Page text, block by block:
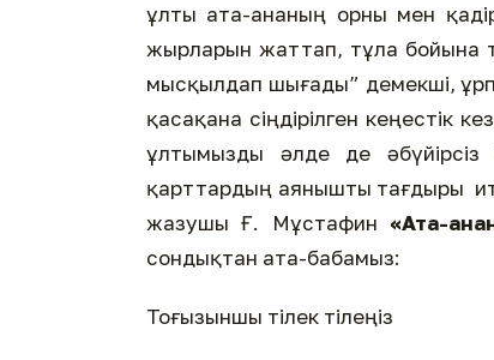
ұлты ата-ананың орны мен
жырларын жаттап, тұла бойына
мысқылдап шығады” демекші,
қасақана сіңдірілген кеңестік
ұлтымызды әлде де әбүйірсіз
қарттардың аянышты тағдыры
жазушы Ғ. Мұстафин «Ата-
сондықтан ата-бабамыз:
Тоғызыншы тілек тілеңіз